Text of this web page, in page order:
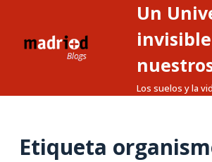
Un
Los suelos y la
Etiqueta